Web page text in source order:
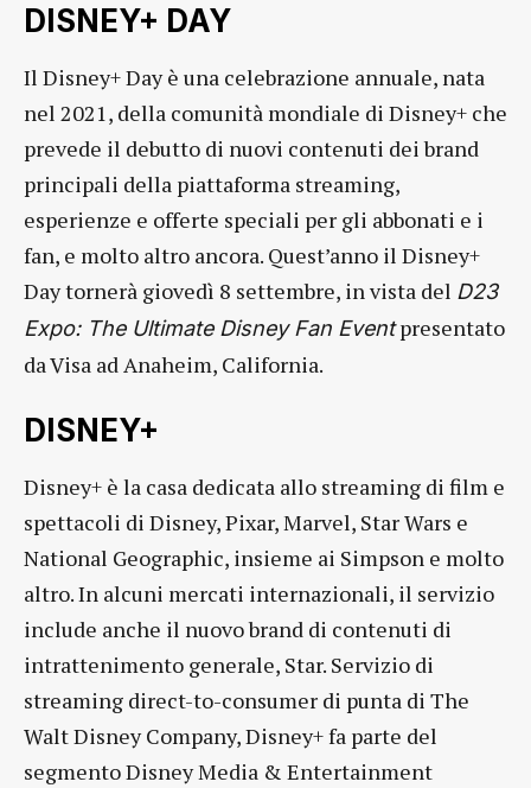
DISNEY+ DAY
Il Disney+ Day è una celebrazione annuale, nata
nel 2021, della comunità mondiale di Disney+ che
prevede il debutto di nuovi contenuti dei brand
principali della piattaforma streaming,
esperienze e offerte speciali per gli abbonati e i
fan, e molto altro ancora. Quest’anno il Disney+
Day tornerà giovedì 8 settembre, in vista del D23
Expo: The Ultimate Disney Fan Eventpresentato
da Visa ad Anaheim, California.
DISNEY+
Disney+ è la casa dedicata allo streaming di film e
spettacoli di Disney, Pixar, Marvel, Star Wars e
National Geographic, insieme ai Simpson e molto
altro. In alcuni mercati internazionali, il servizio
include anche il nuovo brand di contenuti di
intrattenimento generale, Star. Servizio di
streaming direct-to-consumer di punta di The
Walt Disney Company, Disney+ fa parte del
segmento Disney Media & Entertainment